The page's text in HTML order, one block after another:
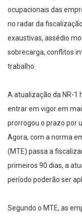
ocupacionais das
no radar da
exaustivas, assédio
sobrecarga, conflitos
trabalho.
A atualização da NR-1
entrar em vigor em
prorrogou o prazo por
Agora, com a norma
(MTE) passa a
primeiros 90 dias, a
período poderão ser
Segundo o MTE, as